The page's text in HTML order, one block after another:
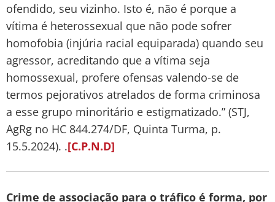
ofendido, seu vizinho. Isto é, não é porque a
vítima é heterossexual que não pode sofrer
homofobia (injúria racial equiparada) quando seu
agressor, acreditando que a vítima seja
homossexual, profere ofensas valendo-se de
termos pejorativos atrelados de forma criminosa
a esse grupo minoritário e estigmatizado.” (STJ,
AgRg no HC 844.274/DF, Quinta Turma, p.
15.5.2024). .[C.P.N.D]
Crime de associação para o tráfico é forma, por